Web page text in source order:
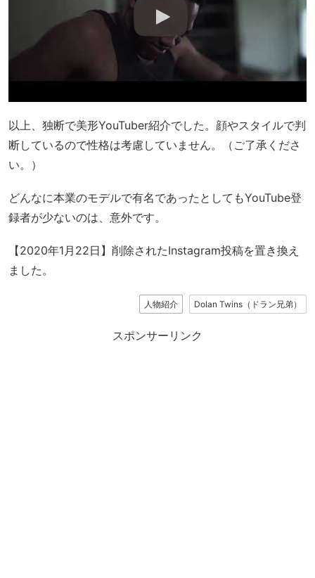
以上、独断で美形YouTuber紹介でした。顔やスタイルで判
断しているので性格は考慮していません。（ご了承くださ
い。）
どんなに本業のモデルで有名であったとしてもYouTube登
録者が少ないのは、意外です。
【2020年1月22日】削除されたInstagram投稿を置き換え
ました。
人物紹介 Dolan Twins（ドラン兄弟）
スポンサーリンク